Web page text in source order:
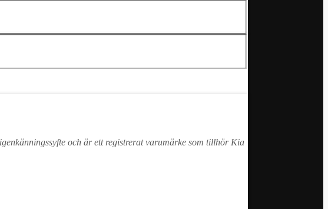
och är ett registrerat varumärke som tillhör Kia